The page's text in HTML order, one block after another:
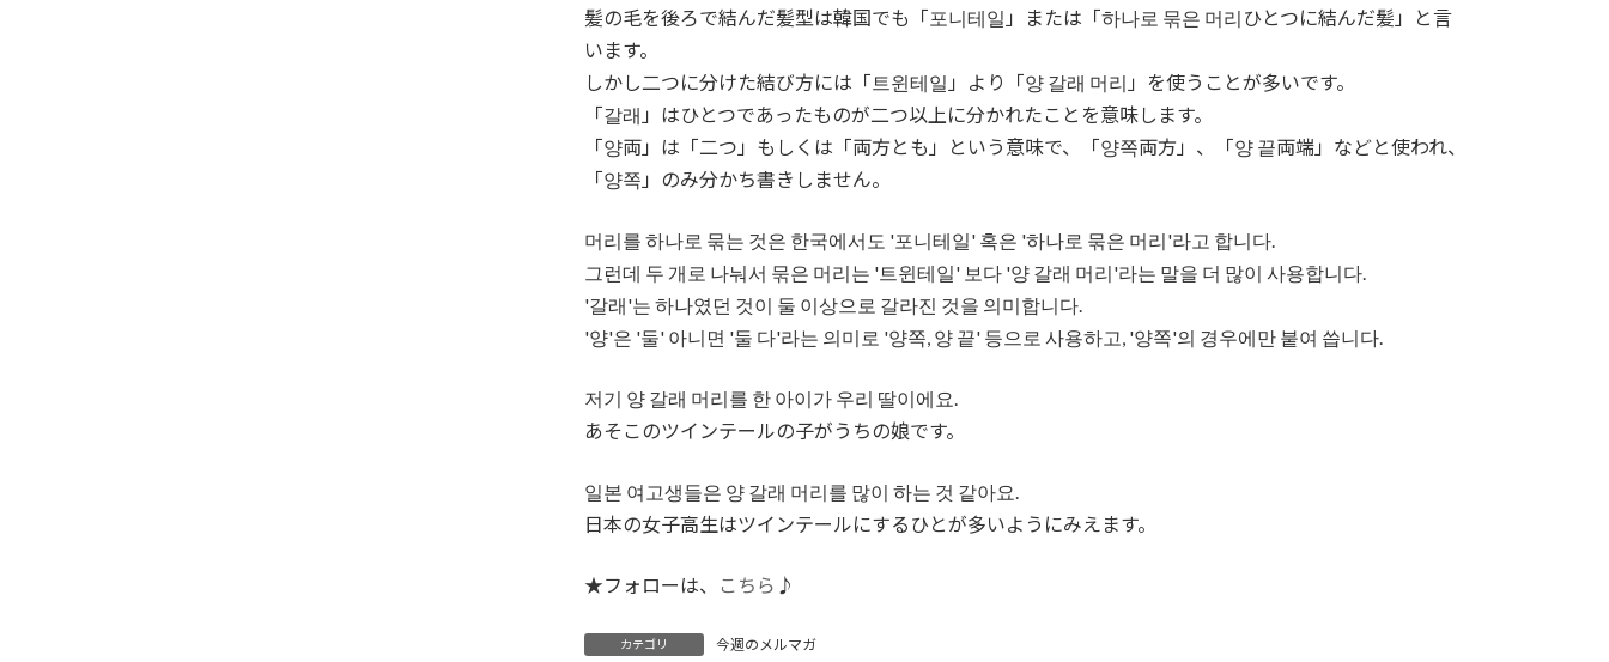
髪の毛を後ろで結んだ髪型は韓国でも「포니테일」または「하나로 묶은 머리ひとつに結んだ髪」と言
います。
しかし二つに分けた結び方には「트윈테일」より「양 갈래 머리」を使うことが多いです。
「갈래」はひとつであったものが二つ以上に分かれたことを意味します。
「양両」は「二つ」もしくは「両方とも」という意味で、「양쪽両方」、「양 끝両端」などと使われ、
「양쪽」のみ分かち書きしません。
머리를 하나로 묶는 것은 한국에서도 '포니테일' 혹은 '하나로 묶은 머리'라고 합니다.
그런데 두 개로 나눠서 묶은 머리는 '트윈테일' 보다 '양 갈래 머리'라는 말을 더 많이 사용합니다.
'갈래'는 하나였던 것이 둘 이상으로 갈라진 것을 의미합니다.
'양'은 '둘' 아니면 '둘 다'라는 의미로 '양쪽, 양 끝' 등으로 사용하고, '양쪽'의 경우에만 붙여 씁니다.
저기 양 갈래 머리를 한 아이가 우리 딸이에요.
あそこのツインテールの子がうちの娘です。
일본 여고생들은 양 갈래 머리를 많이 하는 것 같아요.
日本の女子高生はツインテールにするひとが多いようにみえます。
★フォローは、 こちら ♪
カテゴリ 今週のメルマガ